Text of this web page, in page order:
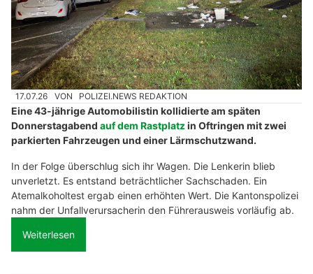
17.07.26 VON POLIZEI.NEWS REDAKTION
Eine 43-jährige Automobilistin kollidierte am späten
Donnerstagabend auf dem Rastplatzin Oftringen mit zwei
parkierten Fahrzeugen und einer Lärmschutzwand.
In der Folge überschlug sich ihr Wagen. Die Lenkerin blieb
unverletzt. Es entstand beträchtlicher Sachschaden. Ein
Atemalkoholtest ergab einen erhöhten Wert. Die Kantonspolizei
nahm der Unfallverursacherin den Führerausweis vorläufig ab.
Weiterlesen